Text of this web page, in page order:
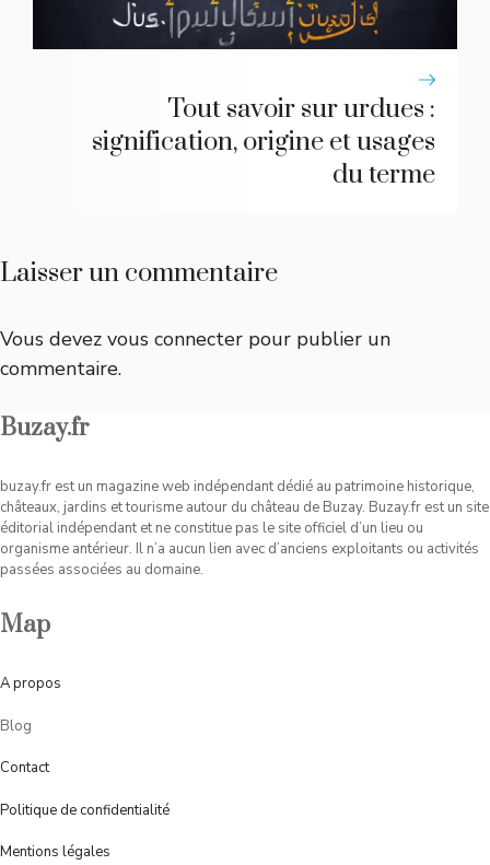
Tout savoir sur urdues :
signification, origine et usages
du terme
Laisser un commentaire
Vous devez vous connecter pour publier un
commentaire.
Buzay.fr
buzay.fr est un magazine web indépendant dédié au patrimoine historique,
châteaux, jardins et tourisme autour du château de Buzay. Buzay.fr est un site
éditorial indépendant et ne constitue pas le site officiel d’un lieu ou
organisme antérieur. Il n’a aucun lien avec d’anciens exploitants ou activités
passées associées au domaine.
Map
Apropos
Blog
Contact
Politique de confidentialité
Mentions légales